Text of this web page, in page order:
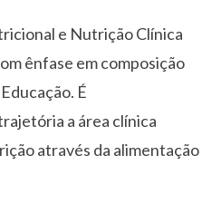
e Nutrição Clínica
ênfase em composição
É
a área clínica
através da alimentação